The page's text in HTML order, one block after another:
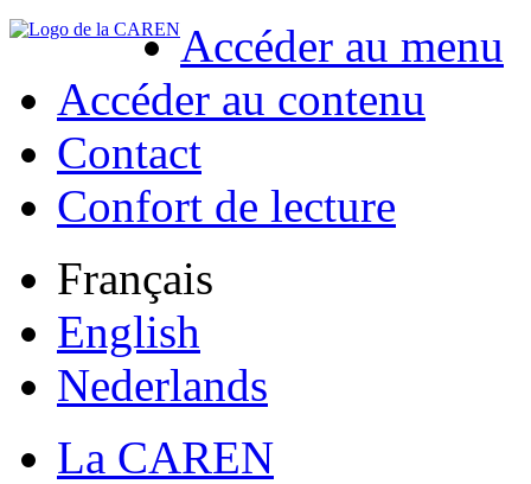
Accéder au menu
Accéder au contenu
Contact
Confort de lecture
Français
English
Nederlands
La CAREN